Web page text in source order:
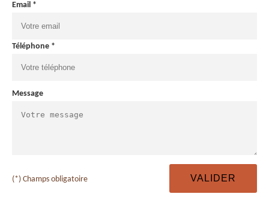
Email *
Téléphone *
Message
(*) Champs obligatoire